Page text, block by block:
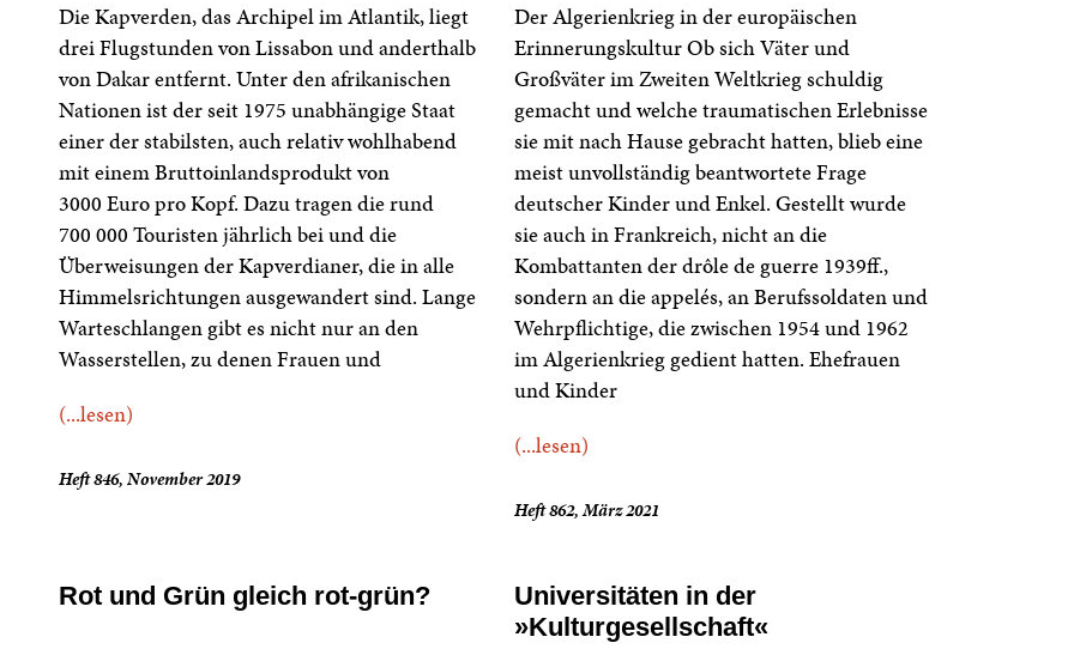
Die Kapverden, das Archipel im Atlantik, liegt
drei Flugstunden von Lissabon und anderthalb
von Dakar entfernt. Unter den afrikanischen
Nationen ist der seit 1975 unabhängige Staat
einer der stabilsten, auch relativ wohlhabend
mit einem Bruttoinlandsprodukt von
3000 Euro pro Kopf. Dazu tragen die rund
700 000 Touristen jährlich bei und die
Überweisungen der Kapverdianer, die in alle
Himmelsrichtungen ausgewandert sind. Lange
Warteschlangen gibt es nicht nur an den
Wasserstellen, zu denen Frauen und
(...lesen)
Heft 846, November 2019
Der Algerienkrieg in der europäischen
Erinnerungskultur Ob sich Väter und
Großväter im Zweiten Weltkrieg schuldig
gemacht und welche traumatischen Erlebnisse
sie mit nach Hause gebracht hatten, blieb eine
meist unvollständig beantwortete Frage
deutscher Kinder und Enkel. Gestellt wurde
sie auch in Frankreich, nicht an die
Kombattanten der drôle de guerre 1939ff.,
sondern an die appelés, an Berufssoldaten und
Wehrpflichtige, die zwischen 1954 und 1962
im Algerienkrieg gedient hatten. Ehefrauen
und Kinder
(...lesen)
Heft 862, März 2021
Rot und Grün gleich rot-grün?
Universitäten in der
»Kulturgesellschaft«